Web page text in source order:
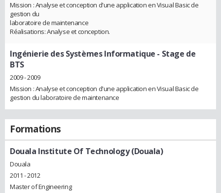
Mission : Analyse et conception d'une application en Visual Basic de
gestion du
laboratoire de maintenance
Réalisations: Analyse et conception.
Ingénierie des Systèmes Informatique - Stage de
BTS
2009 - 2009
Mission : Analyse et conception d'une application en Visual Basic de
gestion du laboratoire de maintenance
Formations
Douala Institute Of Technology (Douala)
Douala
2011 - 2012
Master of Engineering